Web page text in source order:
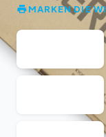
MARKEN DIE